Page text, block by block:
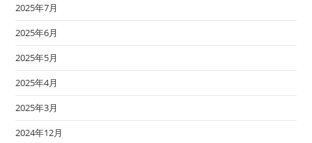
2025年7月
2025年6月
2025年5月
2025年4月
2025年3月
2024年12月